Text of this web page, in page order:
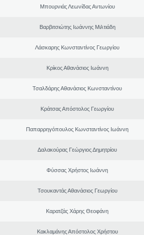
Μπουρνιάς Λεωνίδας Αντωνίου
Βαρβιτσιώτης Ιωάννης Μιλτιάδη
Λάσκαρης Κωνσταντίνος Γεωργίου
Κρίκος Αθανάσιος Ιωάννη
Τσαλδάρης Αθανάσιος Κωνσταντίνου
Κράτσας Απόστολος Γεωργίου
Παπαρρηγόπουλος Κωνσταντίνος Ιωάννη
Δαλακούρας Γεώργιος Δημητρίου
Φύσσας Χρήστος Ιωάννη
Τσουκαντάς Αθανάσιος Γεωργίου
Καρατζάς Χάρης Θεοφάνη
Κακλαμάνης Απόστολος Χρήστου